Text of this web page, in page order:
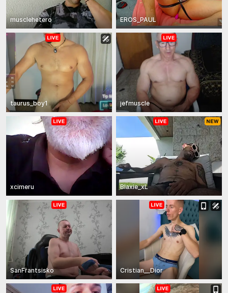
musclehetero EROS_PAUL
taurus_boy1 jefmuscle
xcimeru Blaxie_xL
SanFrantsisko Cristian__Dior